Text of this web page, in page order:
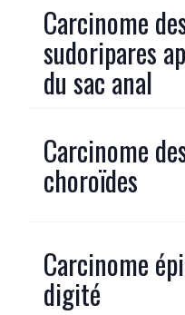
Carcinome
sudoripares
du sac anal
Carcinome
choroïdes
Carcinome
digité